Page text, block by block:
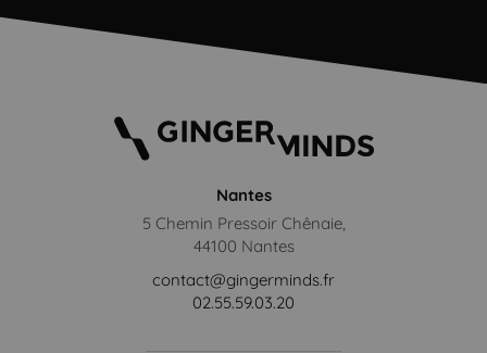
Nantes
5 Chemin Pressoir Chênaie,
44100 Nantes
contact@gingerminds.fr
02.55.59.03.20